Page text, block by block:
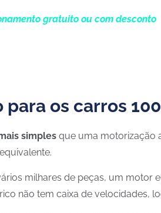
gratuito ou com desconto
os carros
simples que uma motorização
milhares de peças, um motor
não tem caixa de velocidades,